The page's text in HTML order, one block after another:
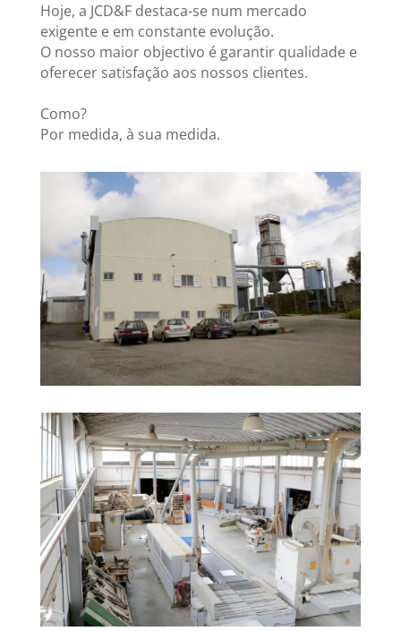
Hoje, a JCD&F destaca-se num mercado
exigente e em constante evolução.
O nosso maior objectivo é garantir qualidade e
oferecer satisfação aos nossos clientes.
Como?
Por medida, à sua medida.